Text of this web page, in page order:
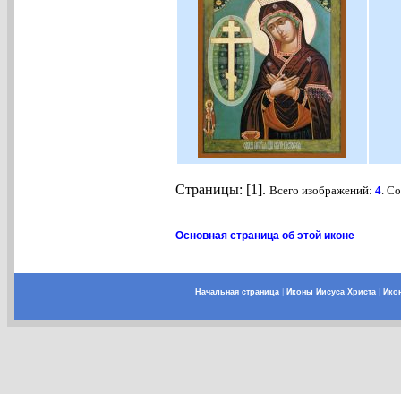
Страницы: [1]. Всего изображений: 4.
Основная страница об этой иконе
Начальная страница| Иконы Иисуса Христа|